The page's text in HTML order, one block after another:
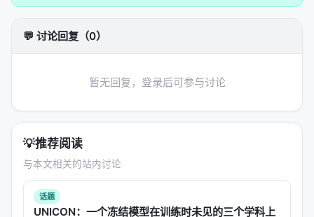
参考链接:
公众号原文(中文详
解):https://mp.weixin.qq.com/s/yLb4T2UC16eb
CyberSecurity News(英
文):https://cybersecuritynews.com/anthropic-
claude-hidden-code/
技术分析(英文):https://freeai.help/blog/invisible-
code-broken-trust-how-anthropic-used-
steganography_en
网易报
💬 讨论回复（0）
暂无回复，登录后可参与讨论
💡推荐阅读
与本文相关的站内讨论
话题
UNICON：一个冻结模型在训练时未见的三个学科上